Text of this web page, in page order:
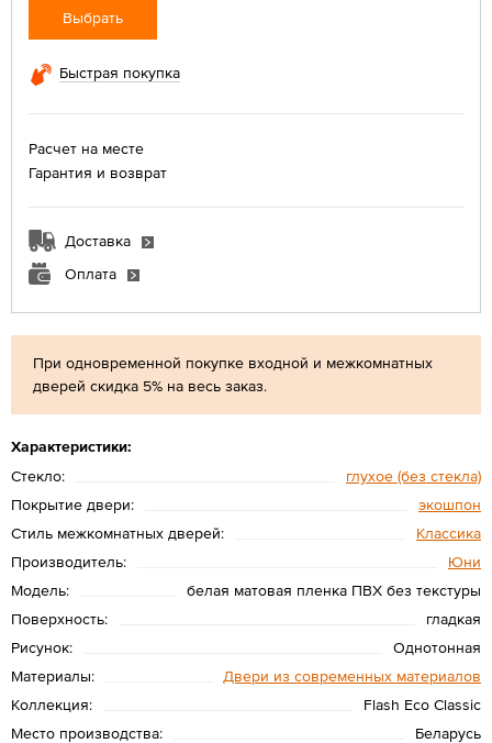
При одновременной покупке входной и межкомнатных
дверей скидка 5% на весь заказ.
Характеристики:
Стекло:
глухое (без стекла)
Покрытие двери:
экошпон
Стиль межкомнатных дверей:
Классика
Производитель:
Юни
Модель:
белая матовая пленка ПВХ без текстуры
Поверхность:
гладкая
Рисунок:
Однотонная
Материалы:
Двери из современных материалов
Коллекция:
Flash Eco Classic
Место производства:
Беларусь
Выбрать
Быстрая покупка
Расчет на месте
Гарантия и возврат
Доставка
Оплата